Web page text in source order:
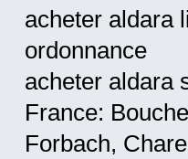
acheter aldara
ordonnance
acheter aldara
France:
Forbach,